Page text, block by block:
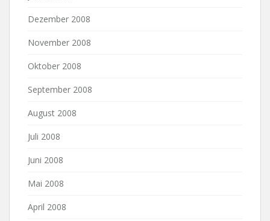
Dezember 2008
November 2008
Oktober 2008
September 2008
August 2008
Juli 2008
Juni 2008
Mai 2008
April 2008